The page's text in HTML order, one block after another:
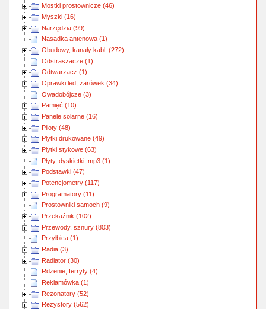
Mostki prostownicze (46)
Myszki (16)
Narzędzia (99)
Nasadka antenowa (1)
Obudowy, kanały kabl. (272)
Odstraszacze (1)
Odtwarzacz (1)
Oprawki led, żarówek (34)
Owadobójcze (3)
Pamięć (10)
Panele solarne (16)
Piloty (48)
Płytki drukowane (49)
Płytki stykowe (63)
Płyty, dyskietki, mp3 (1)
Podstawki (47)
Potencjometry (117)
Programatory (11)
Prostowniki samoch (9)
Przekaźnik (102)
Przewody, sznury (803)
Przyłbica (1)
Radia (3)
Radiator (30)
Rdzenie, ferryty (4)
Reklamówka (1)
Rezonatory (52)
Rezystory (562)